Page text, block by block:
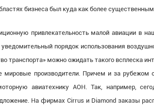
бизнеса был куда как более
привлекательность малой авиации в
уведомительный порядок использования
транспорта» можно ожидать такого всплеска
мировые производители. Причем и за рубежом
авиатехнику АОН. Так, например,
На фирмах Cirrus и Diamond заказы